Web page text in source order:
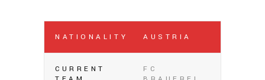
NATIONALITY AUSTRIA
CURRENT
FC